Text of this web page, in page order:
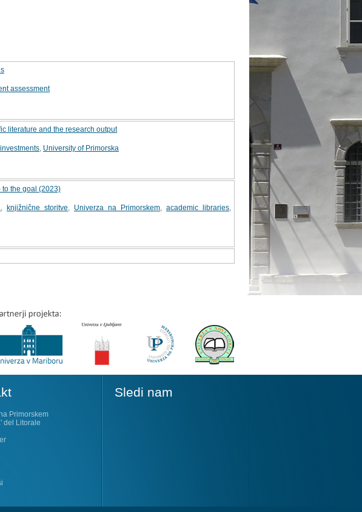
assessment
literature and the research output
University of Primorska
to the goal (2023)
knjižnične storitve Univerza na Primorskem academic libraries
Primorskem
del Litorale
Sledi nam